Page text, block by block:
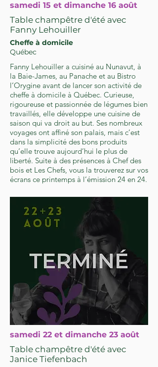
samedi 15 et dimanche 16 août
Table champêtre d'été avec
Fanny Lehouiller
Cheffe à domicile
Québec
Fanny Lehouiller a cuisiné au Nunavut, à
la Baie-James, au Panache et au Bistro
l’Orygine avant de lancer son activité de
cheffe à domicile à Québec. Curieuse,
rigoureuse et passionnée de légumes bien
travaillés, elle développe une cuisine de
saison qui va droit au but. Ses nombreux
voyages ont affiné son palais, mais c’est
dans la simplicité des bons produits
qu’elle trouve aujourd’hui le plus de
liberté. Suite à des présences à Chef des
bois et Les Chefs, vous la trouverez sur vos
écrans ce printemps à l’émission 24 en 24.
samedi 22 et dimanche 23 août
Table champêtre d'été avec
Janice Tiefenbach